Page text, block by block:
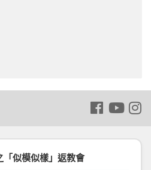
「似模似樣」返教會